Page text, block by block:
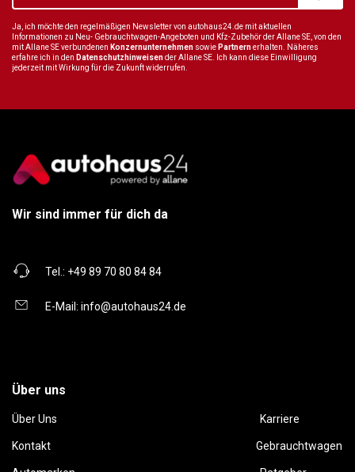
Ja, ich möchte den regelmäßigen Newsletter von autohaus24.de mit aktuellen
Informationen zu Neu- Gebrauchtwagen-Angeboten und Kfz-Zubehör der Allane SE, von den
mit Allane SE verbundenen Konzernunternehmen sowie Partnernerhalten. Näheres
erfahre ich in den Datenschutzhinweisender Allane SE. Ich kann diese Einwilligung
jederzeit mit Wirkung für die Zukunft widerrufen.
Wir sind immer für dich da
Tel.: +49 89 70 80 84 84
E-Mail: info@autohaus24.de
Über uns
Über Uns Karriere
Kontakt Gebrauchtwagen